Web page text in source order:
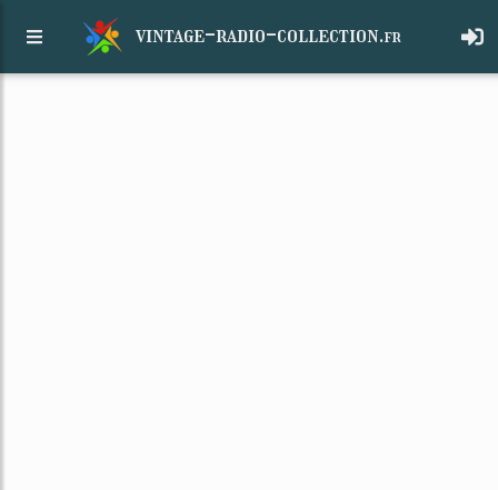
vintage-radio-collection.fr